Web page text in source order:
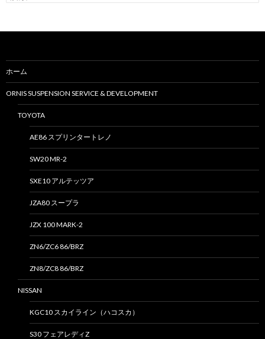
索
ホーム
ORNIS SUSPENSION SERVICE & DEVELOPMENT
TOYOTA
AE86 スプリンタートレノ
SW20 MR-2
SXE10 アルテッツア
JZA80 スープラ
JZX 100 MARK-2
ZN6/ZC6 86/BRZ
ZN8/ZC8 86/BRZ
NISSAN
KGC10 スカイライン（ハコスカ）
S30 フェアレディZ